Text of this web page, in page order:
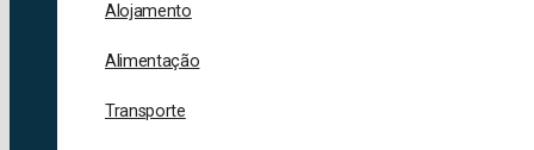
Alojamento
Alimentação
Transporte